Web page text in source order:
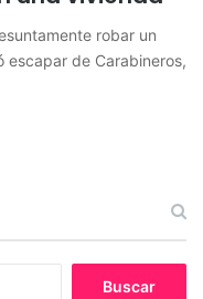
robar un
escapar de Carabineros,